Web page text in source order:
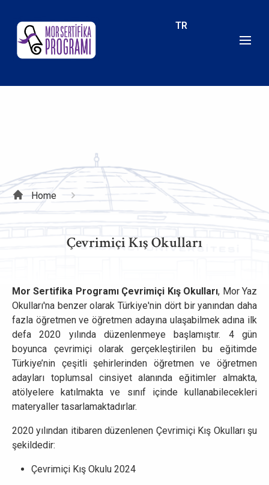
main
content
TR
Breadcrumb
Home
Çevrimiçi Kış Okulları
Mor Sertifika Programı Çevrimiçi Kış Okulları, Mor Yaz
Okulları'na benzer olarak Türkiye'nin dört bir yanından daha
fazla öğretmen ve öğretmen adayına ulaşabilmek adına ilk
defa 2020 yılında düzenlenmeye başlamıştır. 4 gün
boyunca çevrimiçi olarak gerçekleştirilen bu eğitimde
Türkiye’nin çeşitli şehirlerinden öğretmen ve öğretmen
adayları toplumsal cinsiyet alanında eğitimler almakta,
atölyelere katılmakta ve sınıf içinde kullanabilecekleri
materyaller tasarlamaktadırlar.
2020 yılından itibaren düzenlenen Çevrimiçi Kış Okulları şu
şekildedir:
Çevrimiçi Kış Okulu 2024